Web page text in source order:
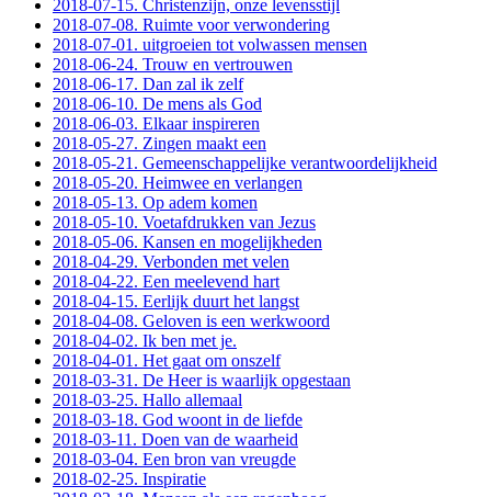
2018-07-15. Christenzijn, onze levensstijl
2018-07-08. Ruimte voor verwondering
2018-07-01. uitgroeien tot volwassen mensen
2018-06-24. Trouw en vertrouwen
2018-06-17. Dan zal ik zelf
2018-06-10. De mens als God
2018-06-03. Elkaar inspireren
2018-05-27. Zingen maakt een
2018-05-21. Gemeenschappelijke verantwoordelijkheid
2018-05-20. Heimwee en verlangen
2018-05-13. Op adem komen
2018-05-10. Voetafdrukken van Jezus
2018-05-06. Kansen en mogelijkheden
2018-04-29. Verbonden met velen
2018-04-22. Een meelevend hart
2018-04-15. Eerlijk duurt het langst
2018-04-08. Geloven is een werkwoord
2018-04-02. Ik ben met je.
2018-04-01. Het gaat om onszelf
2018-03-31. De Heer is waarlijk opgestaan
2018-03-25. Hallo allemaal
2018-03-18. God woont in de liefde
2018-03-11. Doen van de waarheid
2018-03-04. Een bron van vreugde
2018-02-25. Inspiratie